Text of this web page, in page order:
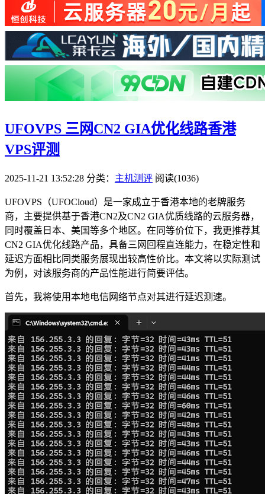
UFOVPS 三网CN2 GIA优化线路香港
VPS评测
2025-11-21 13:52:28 分类： 主机测评 阅读(1036)
UFOVPS（UFOCloud）是一家成立于香港本地的老牌服务
商，主要提供基于香港CN2及CN2 GIA优质线路的云服务器，
同时覆盖日本、美国等多个地区。在同等价位下，我更推荐其
CN2 GIA优化线路产品，具备三网回程直连能力，在稳定性和
延迟方面相比同类服务展现出较高性价比。本文将以实际测试
为例，对该服务商的产品性能进行简要评估。
首先，我将使用本地电信网络节点对其进行延迟测速。